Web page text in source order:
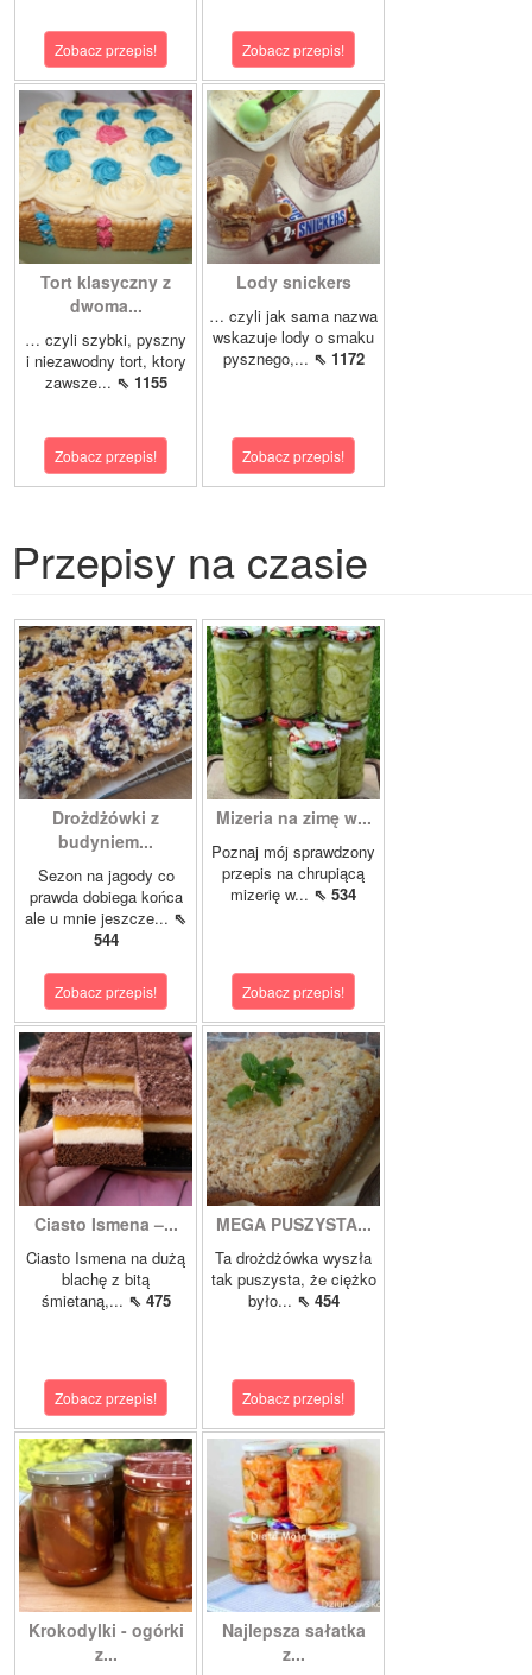
Zobacz przepis! Zobacz przepis!
Tort klasyczny z
dwoma...
… czyli szybki, pyszny
i niezawodny tort, ktory
zawsze... ⇖ 1155
Zobacz przepis!
Lody snickers
… czyli jak sama nazwa
wskazuje lody o smaku
pysznego,... ⇖ 1172
Zobacz przepis!
Przepisy na czasie
Drożdżówki z
budyniem...
Sezon na jagody co
prawda dobiega końca
ale u mnie jeszcze... ⇖
544
Zobacz przepis!
Mizeria na zimę w...
Poznaj mój sprawdzony
przepis na chrupiącą
mizerię w... ⇖ 534
Zobacz przepis!
Ciasto Ismena –...
Ciasto Ismena na dużą
blachę z bitą
śmietaną,... ⇖ 475
Zobacz przepis!
MEGA PUSZYSTA...
Ta drożdżówka wyszła
tak puszysta, że ciężko
było... ⇖ 454
Zobacz przepis!
Krokodylki - ogórki
z...
Najlepsza sałatka
z...